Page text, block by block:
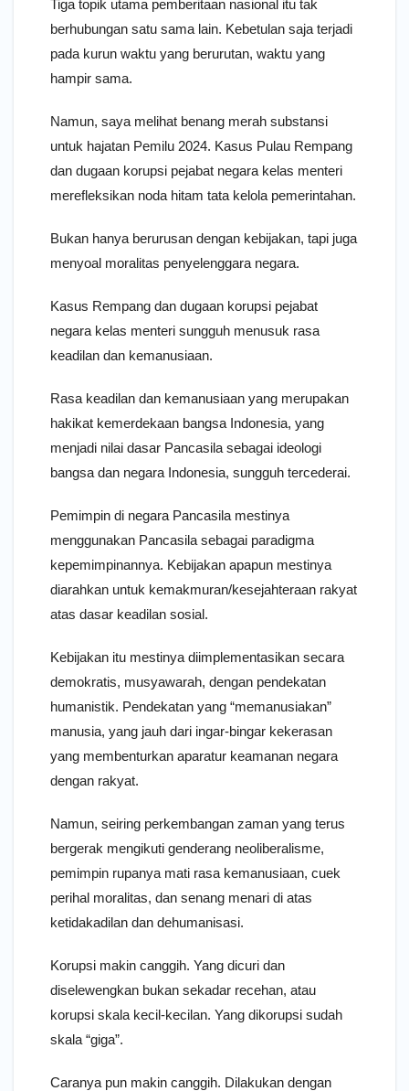
Tiga topik utama pemberitaan nasional itu tak
berhubungan satu sama lain. Kebetulan saja terjadi
pada kurun waktu yang berurutan, waktu yang
hampir sama.
Namun, saya melihat benang merah substansi
untuk hajatan Pemilu 2024. Kasus Pulau Rempang
dan dugaan korupsi pejabat negara kelas menteri
merefleksikan noda hitam tata kelola pemerintahan.
Bukan hanya berurusan dengan kebijakan, tapi juga
menyoal moralitas penyelenggara negara.
Kasus Rempang dan dugaan korupsi pejabat
negara kelas menteri sungguh menusuk rasa
keadilan dan kemanusiaan.
Rasa keadilan dan kemanusiaan yang merupakan
hakikat kemerdekaan bangsa Indonesia, yang
menjadi nilai dasar Pancasila sebagai ideologi
bangsa dan negara Indonesia, sungguh tercederai.
Pemimpin di negara Pancasila mestinya
menggunakan Pancasila sebagai paradigma
kepemimpinannya. Kebijakan apapun mestinya
diarahkan untuk kemakmuran/kesejahteraan rakyat
atas dasar keadilan sosial.
Kebijakan itu mestinya diimplementasikan secara
demokratis, musyawarah, dengan pendekatan
humanistik. Pendekatan yang “memanusiakan”
manusia, yang jauh dari ingar-bingar kekerasan
yang membenturkan aparatur keamanan negara
dengan rakyat.
Namun, seiring perkembangan zaman yang terus
bergerak mengikuti genderang neoliberalisme,
pemimpin rupanya mati rasa kemanusiaan, cuek
perihal moralitas, dan senang menari di atas
ketidakadilan dan dehumanisasi.
Korupsi makin canggih. Yang dicuri dan
diselewengkan bukan sekadar recehan, atau
korupsi skala kecil-kecilan. Yang dikorupsi sudah
skala “giga”.
Caranya pun makin canggih. Dilakukan dengan